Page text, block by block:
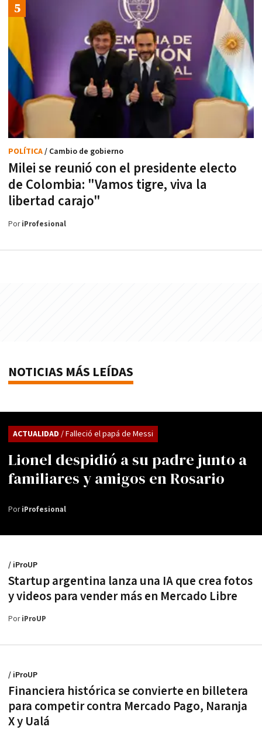
Milei se reunió con el presidente electo
de Colombia: "Vamos tigre, viva la
libertad carajo"
POLÍTICA/ Cambio de gobierno
PoriProfesional
NOTICIAS MÁS LEÍDAS
Lionel despidió a su padre junto a
familiares y amigos en Rosario
ACTUALIDAD / Falleció el papá de Messi
PoriProfesional
Startup argentina lanza una IA que crea fotos
y videos para vender más en Mercado Libre
/ iProUP
PoriProUP
Financiera histórica se convierte en billetera
para competir contra Mercado Pago, Naranja
X y Ualá
/ iProUP